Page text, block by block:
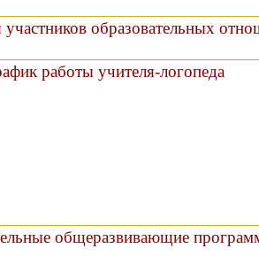
участников образовательных
работы учителя-логопеда
общеразвивающие